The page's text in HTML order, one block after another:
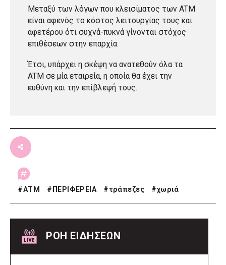
Μεταξύ των λόγων που κλεισίματος των ATM
είναι αφενός το κόστος λειτουργίας τους και
αφετέρου ότι συχνά-πυκνά γίνονται στόχος
επιθέσεων στην επαρχία.
Έτσι, υπάρχει η σκέψη να ανατεθούν όλα τα
ATM σε μία εταιρεία, η οποία θα έχει την
ευθύνη και την επίβλεψή τους.
#ΑΤΜ # ΠΕΡΙΦΕΡΕΙΑ #τράπεζες #χωριά
ΡΟΗ ΕΙΔΗΣΕΩΝ